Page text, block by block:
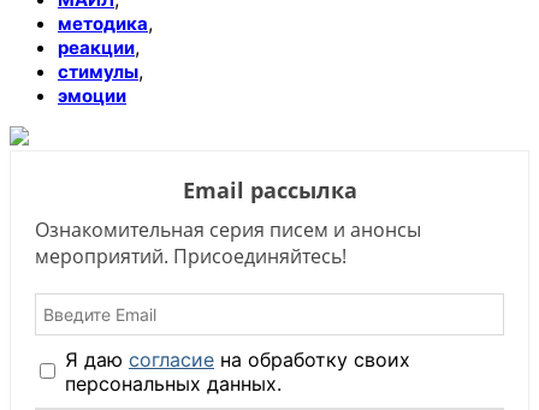
методика,
реакции,
стимулы,
эмоции
Email рассылка
Ознакомительная серия писем и анонсы
мероприятий. Присоединяйтесь!
Я даю согласие на обработку своих
персональных данных.